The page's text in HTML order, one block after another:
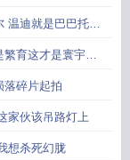
温迪就是巴巴托斯
繁育这才是寰宇蝗
落碎片起拍
家伙该吊路灯上
想杀死幻胧